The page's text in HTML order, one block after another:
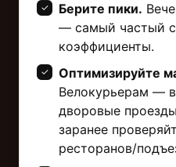
Берите пики.
— самый частый
коэффициенты.
Оптимизируйте
Велокурьерам —
дворовые
заранее
ресторанов/